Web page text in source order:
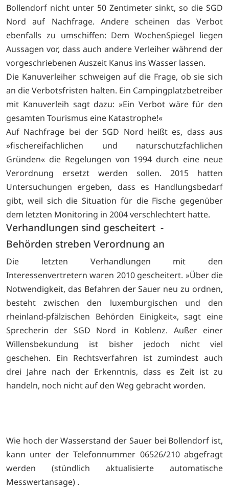
Bollendorf nicht unter 50 Zentimeter sinkt, so die SGD
Nord auf Nachfrage. Andere scheinen das Verbot
ebenfalls zu umschiffen: Dem WochenSpiegel liegen
Aussagen vor, dass auch andere Verleiher während der
vorgeschriebenen Auszeit Kanus ins Wasser lassen.
Die Kanuverleiher schweigen auf die Frage, ob sie sich
an die Verbotsfristen halten. Ein Campingplatzbetreiber
mit Kanuverleih sagt dazu: »Ein Verbot wäre für den
gesamten Tourismus eine Katastrophe!«
Auf Nachfrage bei der SGD Nord heißt es, dass aus
»fischereifachlichen und naturschutzfachlichen
Gründen« die Regelungen von 1994 durch eine neue
Verordnung ersetzt werden sollen. 2015 hatten
Untersuchungen ergeben, dass es Handlungsbedarf
gibt, weil sich die Situation für die Fische gegenüber
dem letzten Monitoring in 2004 verschlechtert hatte.
Verhandlungen sind gescheitert -
Behörden streben Verordnung an
Die letzten Verhandlungen mit den
Interessenvertretern waren 2010 gescheitert. »Über die
Notwendigkeit, das Befahren der Sauer neu zu ordnen,
besteht zwischen den luxemburgischen und den
rheinland-pfälzischen Behörden Einigkeit«, sagt eine
Sprecherin der SGD Nord in Koblenz. Außer einer
Willensbekundung ist bisher jedoch nicht viel
geschehen. Ein Rechtsverfahren ist zumindest auch
drei Jahre nach der Erkenntnis, dass es Zeit ist zu
handeln, noch nicht auf den Weg gebracht worden.
Wie hoch der Wasserstand der Sauer bei Bollendorf ist,
kann unter der Telefonnummer 06526/210 abgefragt
werden (stündlich aktualisierte automatische
Messwertansage) .